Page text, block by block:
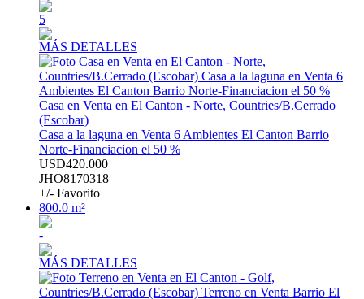
5
MÁS DETALLES
Casa en Venta en El Canton - Norte, Countries/B.Cerrado
(Escobar)
Casa a la laguna en Venta 6 Ambientes El Canton Barrio
Norte-Financiacion el 50 %
USD420.000
JHO8170318
+/- Favorito
800.0 m²
-
MÁS DETALLES